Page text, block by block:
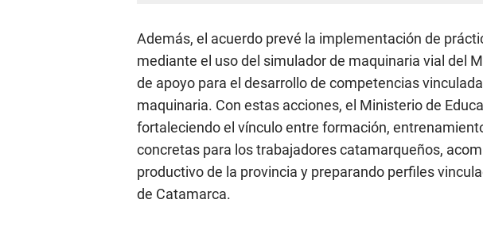
Además, el acuerdo prevé la implementación de
mediante el uso del simulador de maquinaria vial del
de apoyo para el desarrollo de competencias
maquinaria. Con estas acciones, el Ministerio de
fortaleciendo el vínculo entre formación,
concretas para los trabajadores catamarqueños,
productivo de la provincia y preparando perfiles
de Catamarca.